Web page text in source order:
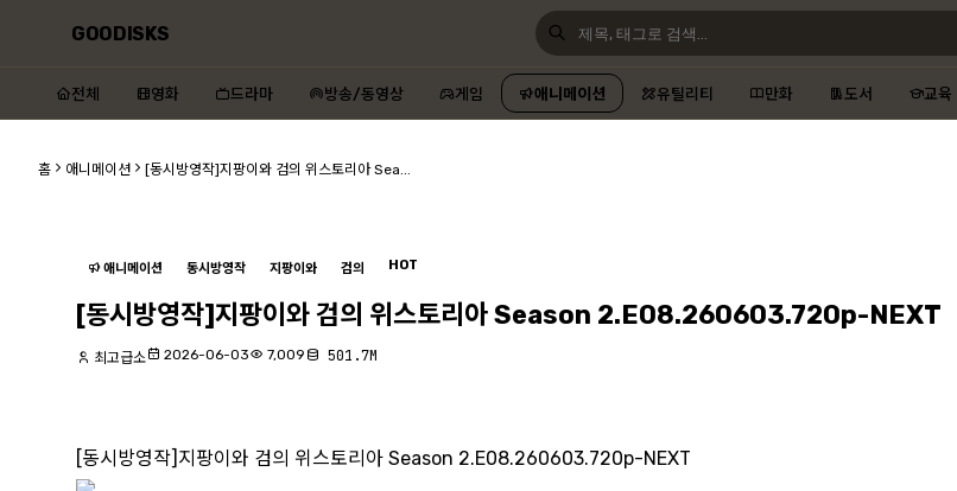
GOODISKS
전체 영화 드라마 방송/동영상 게임 애니메이션 유틸리티 만화 도서 교육
홈 애니메이션 [동시방영작]지팡이와 검의 위스토리아 Sea...
애니메이션 동시방영작 지팡이와 검의 HOT
[동시방영작]지팡이와 검의 위스토리아 Season 2.E08.260603.720p-NEXT
최고급소 2026-06-03 7,009 501.7M
[동시방영작]지팡이와 검의 위스토리아 Season 2.E08.260603.720p-NEXT